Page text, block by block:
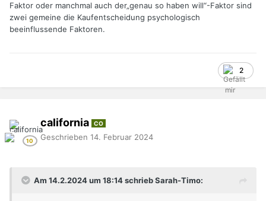
Faktor oder manchmal auch der„genau so haben will“-Faktor sind
zwei gemeine die Kaufentscheidung psychologisch
beeinflussende Faktoren.
2
california CO
Geschrieben 14. Februar 2024
Am 14.2.2024 um 18:14 schrieb Sarah-Timo: